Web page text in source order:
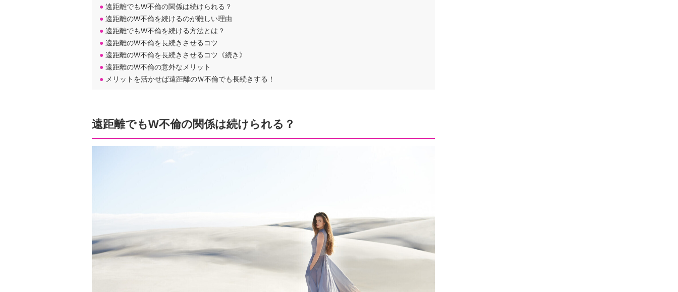
● 遠距離でもW不倫の関係は続けられる？
● 遠距離のW不倫を続けるのが難しい理由
● 遠距離でもW不倫を続ける方法とは？
● 遠距離のW不倫を長続きさせるコツ
● 遠距離のW不倫を長続きさせるコツ《続き》
● 遠距離のW不倫の意外なメリット
● メリットを活かせば遠距離のＷ不倫でも長続きする！
遠距離でもW不倫の関係は続けられる？